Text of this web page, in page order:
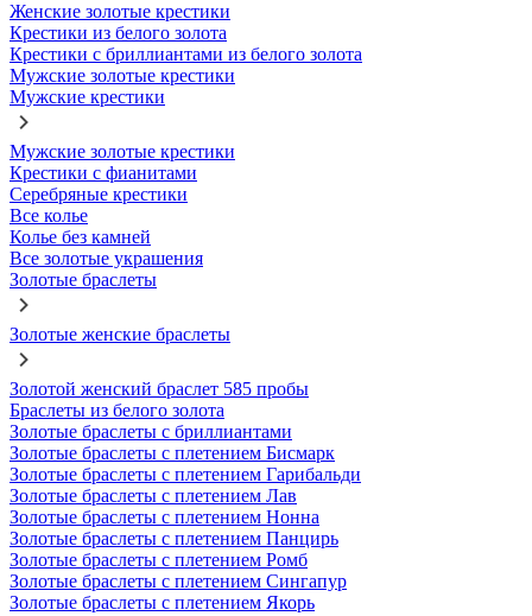
Женские золотые крестики
Крестики из белого золота
Крестики с бриллиантами из белого золота
Мужские золотые крестики
Мужские крестики
Мужские золотые крестики
Крестики с фианитами
Серебряные крестики
Все колье
Колье без камней
Все золотые украшения
Золотые браслеты
Золотые женские браслеты
Золотой женский браслет 585 пробы
Браслеты из белого золота
Золотые браслеты с бриллиантами
Золотые браслеты с плетением Бисмарк
Золотые браслеты с плетением Гарибальди
Золотые браслеты с плетением Лав
Золотые браслеты с плетением Нонна
Золотые браслеты с плетением Панцирь
Золотые браслеты с плетением Ромб
Золотые браслеты с плетением Сингапур
Золотые браслеты с плетением Якорь